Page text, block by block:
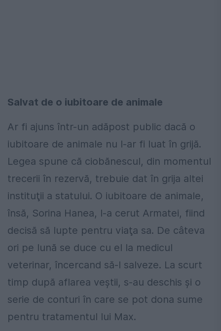
Salvat de o iubitoare de animale
Ar fi ajuns într-un adăpost public dacă o
iubitoare de animale nu l-ar fi luat în grijă.
Legea spune că ciobănescul, din momentul
trecerii în rezervă, trebuie dat în grija altei
instituţii a statului. O iubitoare de animale,
însă, Sorina Hanea, l-a cerut Armatei, fiind
decisă să lupte pentru viaţa sa. De câteva
ori pe lună se duce cu el la medicul
veterinar, încercand să-l salveze. La scurt
timp după aflarea veştii, s-au deschis și o
serie de conturi în care se pot dona sume
pentru tratamentul lui Max.